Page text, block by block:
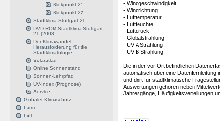
Blickpunkt 21
Blickpunkt 22
Stadtklima Stuttgart 21
DVD-ROM Stadtklima Stuttgart
21 (2008)
Der Klimawandel -
Herausforderung für die
Stadtklimatologie
Solaratlas
Online Sonnenstand
Sonnen-Lehrpfad
UV-Index (Prognose)
Service
Globaler Klimaschutz
Lärm
Luft
- Windgeschwindigkeit
- Windrichtung
- Lufttemperatur
- Luftfeuchte
- Luftdruck
- Globalstrahlung
- UV-A Strahlung
- UV-B Strahlung
Die in der vor Ort befindlichen
automatisch über eine Datenfernleitung
und dort für stadtklimatische
Auswertungen gehören neben
Jahresgänge, Häufigkeitsverteilungen